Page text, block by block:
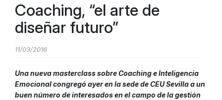
Coaching, “el arte de
diseñar futuro”
11/03/2016
Una nueva masterclass sobre Coaching e Inteligencia
Emocional congregó ayer en la sede de CEU Sevilla a un
buen número de interesados en el campo de la gestión